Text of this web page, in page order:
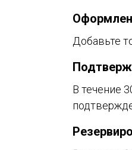
Добавьте
В течение